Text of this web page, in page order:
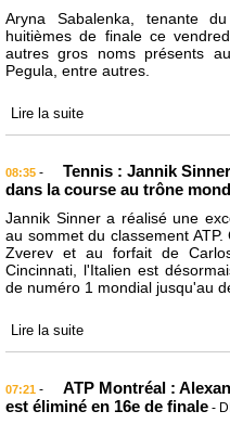
Aryna Sabalenka, tenante
huitièmes de finale ce
autres gros noms présents
Pegula, entre autres.
Lire la suite
08:35 -
Tennis : Jannik
dans la course au trône
Jannik Sinner a réalisé une
au sommet du classement
Zverev et au forfait de
Cincinnati, l'Italien est
de numéro 1 mondial jusqu'au
Lire la suite
07:21 -
ATP Montréal :
est éliminé en 16e de finale -